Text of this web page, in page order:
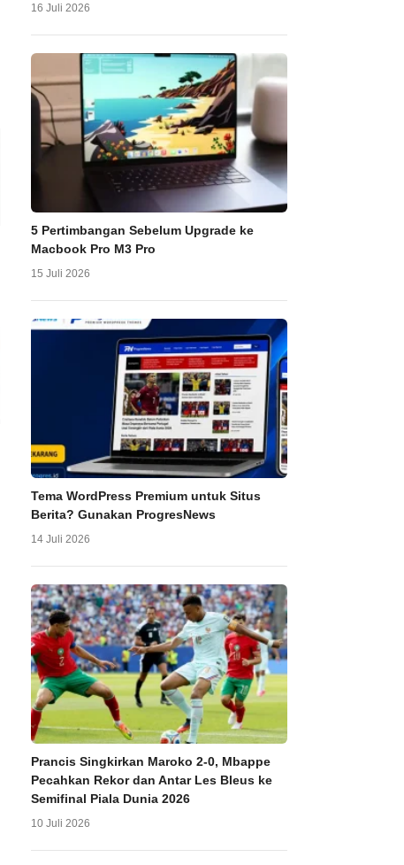
16 Juli 2026
5 Pertimbangan Sebelum Upgrade ke
Macbook Pro M3 Pro
15 Juli 2026
Tema WordPress Premium untuk Situs
Berita? Gunakan ProgresNews
14 Juli 2026
Prancis Singkirkan Maroko 2-0, Mbappe
Pecahkan Rekor dan Antar Les Bleus ke
Semifinal Piala Dunia 2026
10 Juli 2026